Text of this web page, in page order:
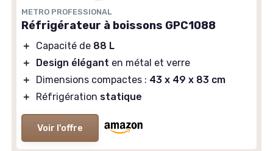
METRO PROFESSIONAL
Réfrigérateur à boissons GPC1088
＋ Capacité de 88 L
＋
Design élégant en métal et verre
＋
Dimensions compactes : 43 x 49 x 83 cm
＋
Réfrigération statique
Voir l'offre